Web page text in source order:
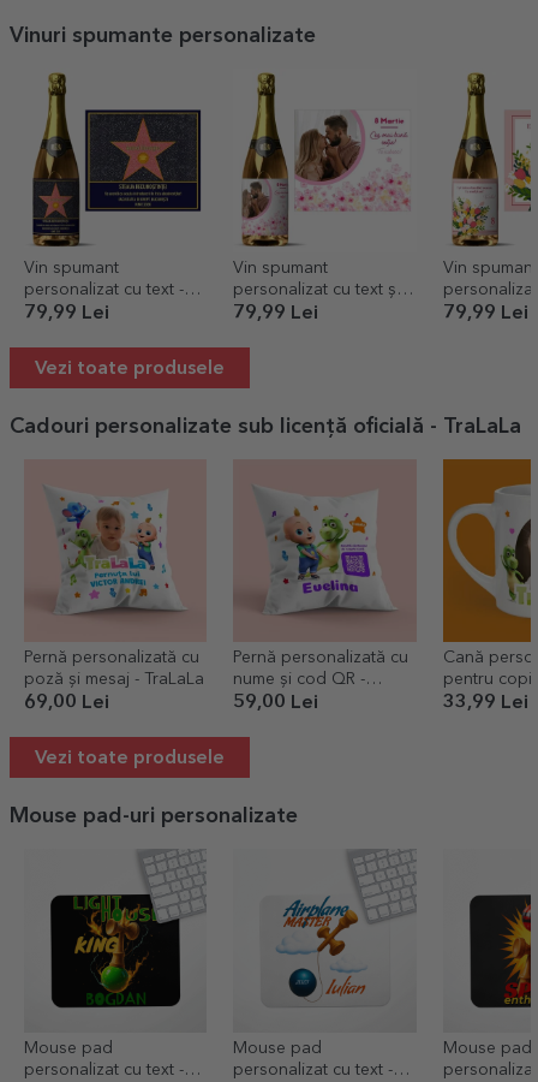
Vinuri spumante personalizate
Vin spumant
personalizat cu text -
Steaua recunoștinței
79,99 Lei
Vin spumant
personalizat cu text și
poză - Flori
79,99 Lei
Vin spumant
Flori
79,99 Lei
Vezi toate produsele
Cadouri personalizate sub licență oficială - TraLaLa
Pernă personalizată cu
poză și mesaj - TraLaLa
69,00 Lei
Pernă personalizată cu
nume și cod QR -
Ascultă cântecelul
59,00 Lei
Cană
pentru
nume -
33,99 Lei
Vezi toate produsele
Mouse pad-uri personalizate
Mouse pad
personalizat cu text -
Mouse pad
personalizat cu text -
Mouse pad